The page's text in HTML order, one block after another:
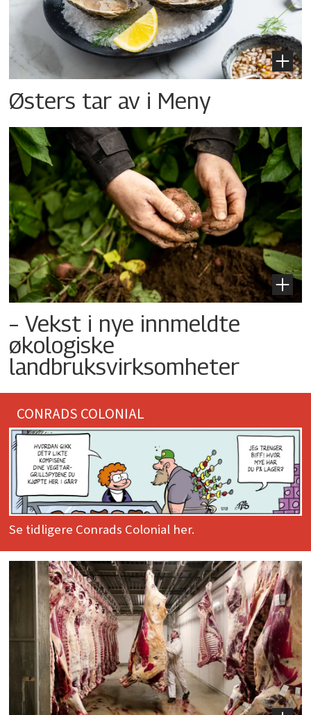
Østers tar av i Meny
– Vekst i nye innmeldte
økologiske
landbruksvirksomheter
CONRADS COLONIAL
Se tidligere Conrads Colonial her.